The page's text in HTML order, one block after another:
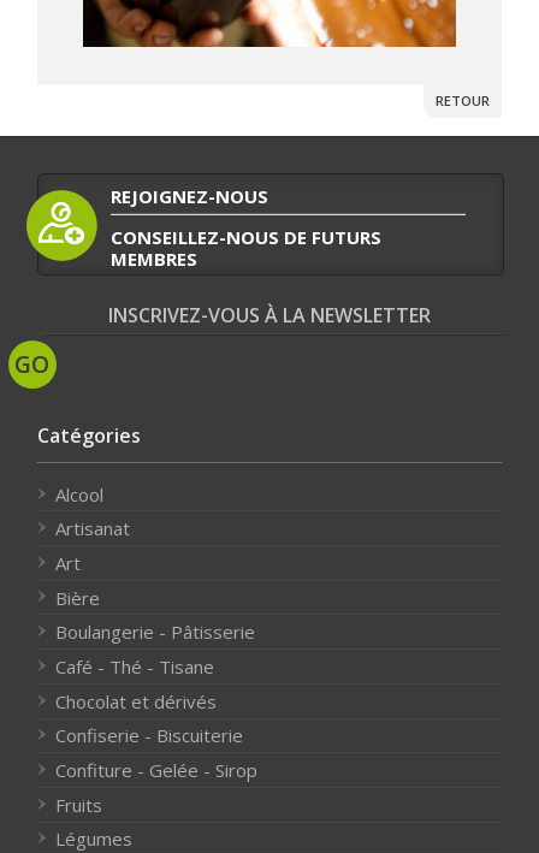
RETOUR
REJOIGNEZ-NOUS
CONSEILLEZ-NOUS DE FUTURS
MEMBRES
INSCRIVEZ-VOUS À LA NEWSLETTER
Catégories
Alcool
Artisanat
Art
Bière
Boulangerie - Pâtisserie
Café - Thé - Tisane
Chocolat et dérivés
Confiserie - Biscuiterie
Confiture - Gelée - Sirop
Fruits
Légumes